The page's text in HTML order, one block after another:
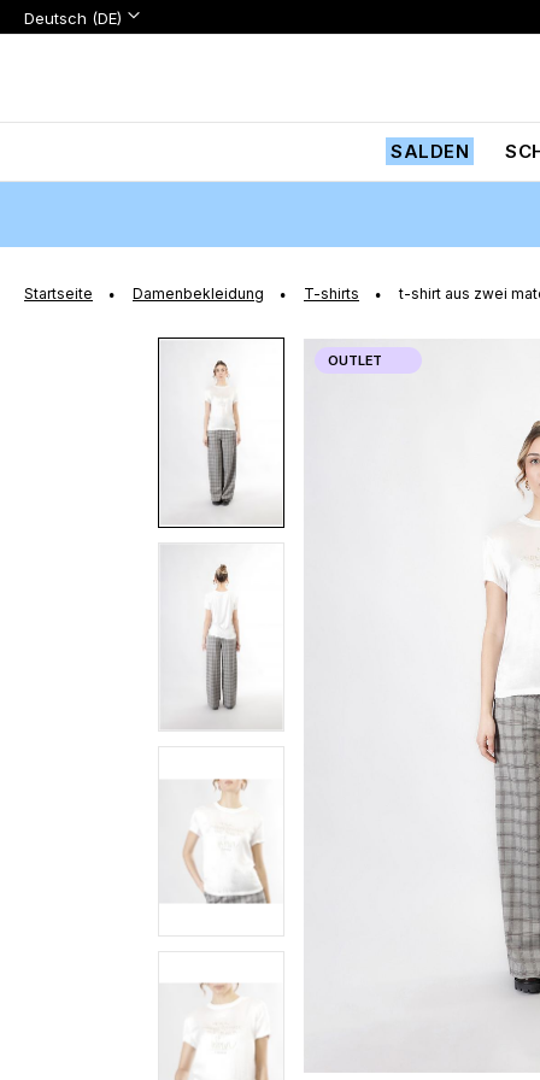
Sprache
Sprache:
Deutsch (DE)
SALDEN
Startseite Damenbekleidung T-shirts t-shirt aus zwei
Bildgalerie
springen
OUTLET